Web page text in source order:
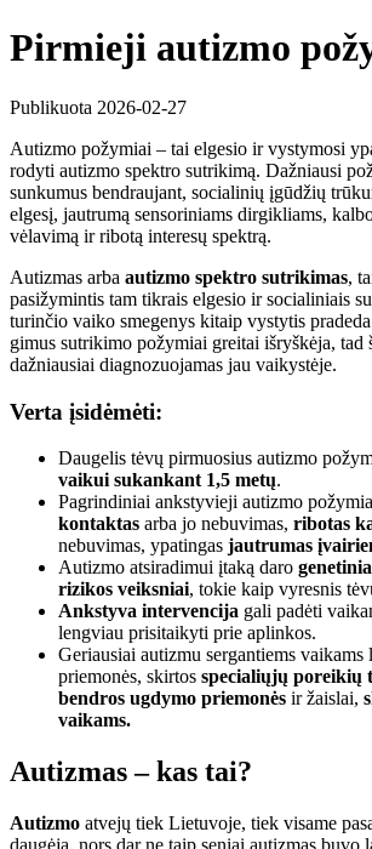
Pirmieji autizmo
Publikuota 2026-02-27
Autizmo požymiai – tai elgesio ir vystymosi
rodyti autizmo spektro sutrikimą. Dažniausi
sunkumus bendraujant, socialinių įgūdžių
elgesį, jautrumą sensoriniams dirgikliams,
vėlavimą ir ribotą interesų spektrą.
Autizmas arba autizmo spektro sutrikimas,
pasižymintis tam tikrais elgesio ir socialiniais
turinčio vaiko smegenys kitaip vystytis
gimus sutrikimo požymiai greitai išryškėja, tad
dažniausiai diagnozuojamas jau vaikystėje.
Verta įsidėmėti:
Daugelis tėvų pirmuosius autizmo
vaikui sukankant 1,5 metų.
Pagrindiniai ankstyvieji autizmo
kontaktas arba jo nebuvimas, ribotas
nebuvimas, ypatingas jautrumas
Autizmo atsiradimui įtaką daro
rizikos veiksniai, tokie kaip vyresnis
Ankstyva intervencija gali padėti
lengviau prisitaikyti prie aplinkos.
Geriausiai autizmu sergantiems
priemonės, skirtos specialiųjų poreikių
bendros ugdymo priemonės ir žaislai,
vaikams.
Autizmas – kas tai?
Autizmo atvejų tiek Lietuvoje, tiek visame